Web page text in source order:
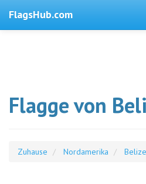
FlagsHub.com
Flagge von
Zuhause Nordamerika Belize